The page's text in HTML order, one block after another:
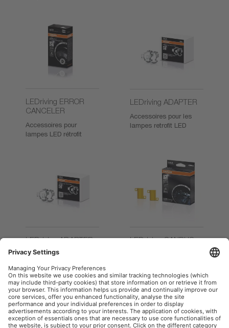
LEDriving ERROR
CANCELER
Accessoires pour
lampes LED rétrofit
LEDriving ADAPTER
Accessoires pour les
lampes retrofit LED
LEDriving ADAPTER
(OFFROAD)
lampes retrofit LED
LEDriving CANBUS
lampes retrofit LED
OSRAM automobile sur le web social